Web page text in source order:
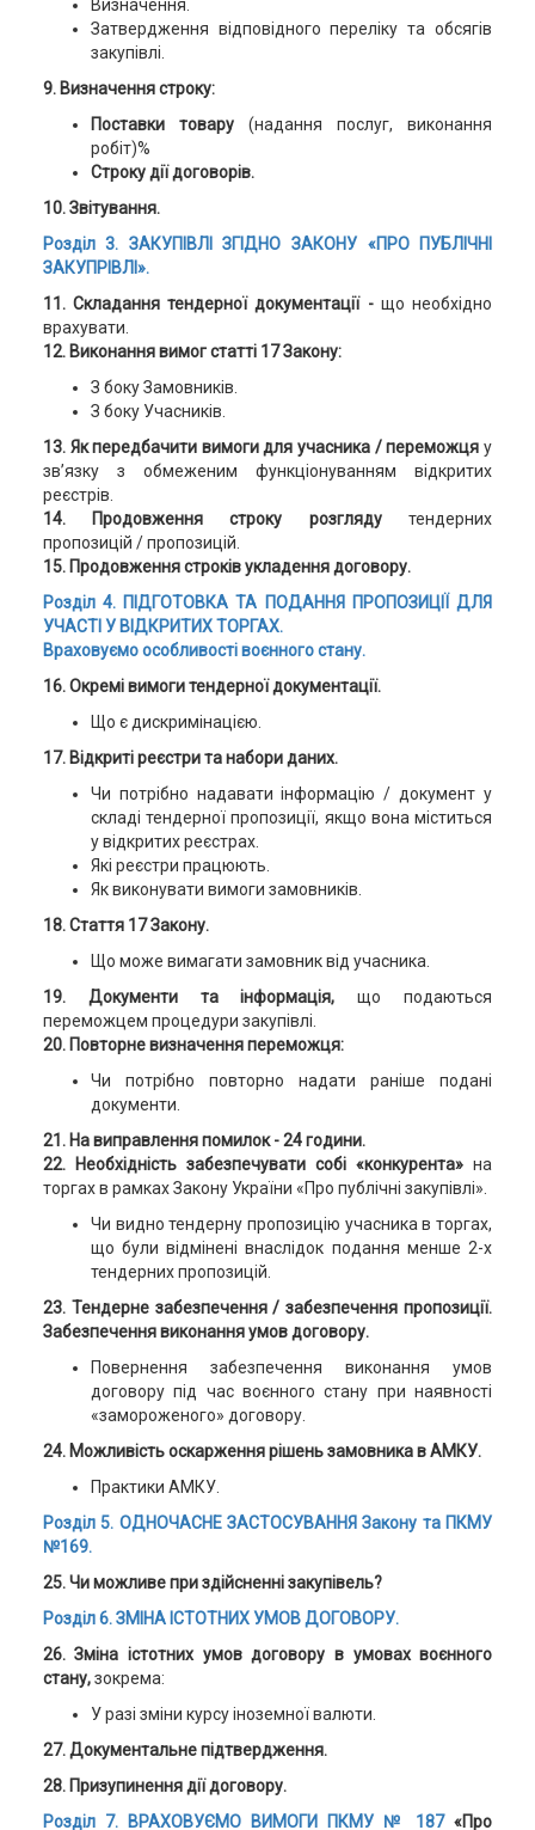
Визначення.
Затвердження відповідного переліку та обсягів
закупівлі.
9. Визначення строку:
Поставки товару(надання послуг, виконання
робіт)%
Строку дії договорів.
10. Звітування.
Розділ 3. ЗАКУПІВЛІ ЗГІДНО ЗАКОНУ «ПРО ПУБЛІЧНІ
ЗАКУПРІВЛІ».
11. Складання тендерної документації - що необхідно
врахувати.
12. Виконання вимог статті 17 Закону:
З боку Замовників.
З боку Учасників.
13. Як передбачити вимоги для учасника / переможцяу
зв’язку з обмеженим функціонуванням відкритих
реєстрів.
14. Продовження строку розглядутендерних
пропозицій / пропозицій.
15. Продовження строків укладення договору.
Розділ 4. ПІДГОТОВКА ТА ПОДАННЯ ПРОПОЗИЦІЇ ДЛЯ
УЧАСТІ У ВІДКРИТИХ ТОРГАХ.
Враховуємо особливості воєнного стану.
16. Окремі вимоги тендерної документації.
Що є дискримінацією.
17. Відкриті реєстри та набори даних.
Чи потрібно надавати інформацію / документ у
складі тендерної пропозиції, якщо вона міститься
у відкритих реєстрах.
Які реєстри працюють.
Як виконувати вимоги замовників.
18. Стаття 17 Закону.
Що може вимагати замовник від учасника.
19. Документи та інформація,що подаються
переможцем процедури закупівлі.
20. Повторне визначення переможця:
Чи потрібно повторно надати раніше подані
документи.
21. На виправлення помилок - 24 години.
22. Необхідність забезпечувати собі «конкурента»на
торгах в рамках Закону України «Про публічні закупівлі».
Чи видно тендерну пропозицію учасника в торгах,
що були відмінені внаслідок подання менше 2-х
тендерних пропозицій.
23. Тендерне забезпечення / забезпечення пропозиції.
Забезпечення виконання умов договору.
Повернення забезпечення виконання умов
договору під час воєнного стану при наявності
«замороженого» договору.
24. Можливість оскарження рішень замовника в АМКУ.
Практики АМКУ.
Розділ 5. ОДНОЧАСНЕ ЗАСТОСУВАННЯ Закону та ПКМУ
№169.
25. Чи можливе при здійсненні закупівель?
Розділ 6. ЗМІНА ІСТОТНИХ УМОВ ДОГОВОРУ.
26. Зміна істотних умов договору в умовах воєнного
стану,зокрема:
У разі зміни курсу іноземної валюти.
27. Документальне підтвердження.
28. Призупинення дії договору.
Розділ 7. ВРАХОВУЄМО ВИМОГИ ПКМУ № 187«Про